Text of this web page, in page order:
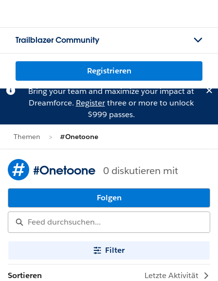
Trailblazer Community
Registrieren
Bring your team and maximize your impact at
Dreamforce. Registerthree or more to unlock
$999 passes.
Themen #Onetoone
#Onetoone 0 diskutieren mit
Folgen
Filter
Sortieren Letzte Aktivität